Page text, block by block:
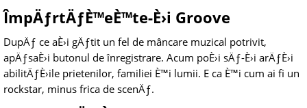
ÎmpÄƒrtÄƒÈ™eÈ™te-È›i Groove
DupÄƒ ce aÈ›i gÄƒtit un fel de mâncare muzical potrivit,
apÄƒsaÈ›i butonul de înregistrare. Acum poÈ›i sÄƒ-È›i arÄƒÈ›i
abilitÄƒÈ›ile prietenilor, familiei È™i lumii. E ca È™i cum ai fi un
rockstar, minus frica de scenÄƒ.